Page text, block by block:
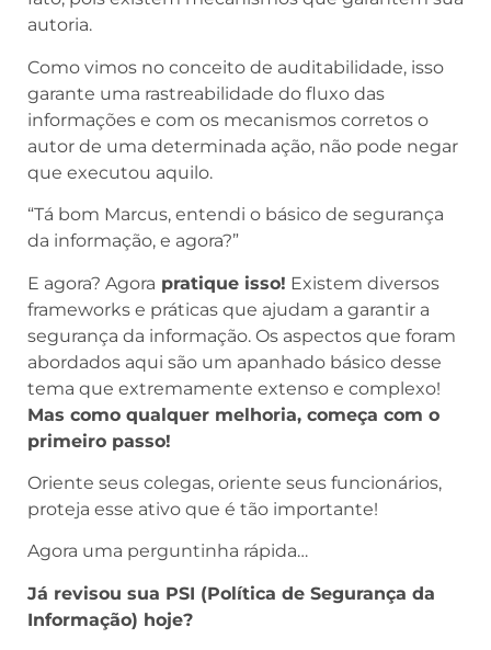
autoria.
Como vimos no conceito de auditabilidade, isso
garante uma rastreabilidade do fluxo das
informações e com os mecanismos corretos o
autor de uma determinada ação, não pode negar
que executou aquilo.
“Tá bom Marcus, entendi o básico de segurança
da informação, e agora?”
E agora? Agora pratique isso! Existem diversos
frameworks e práticas que ajudam a garantir a
segurança da informação. Os aspectos que foram
abordados aqui são um apanhado básico desse
tema que extremamente extenso e complexo!
Mas como qualquer melhoria, começa com o
primeiro passo!
Oriente seus colegas, oriente seus funcionários,
proteja esse ativo que é tão importante!
Agora uma perguntinha rápida…
Já revisou sua PSI (Política de Segurança da
Informação) hoje?